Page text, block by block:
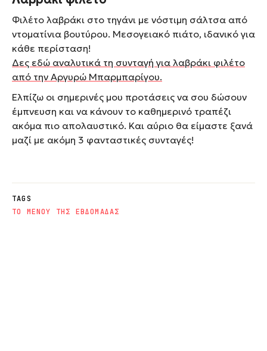
Φιλέτο λαβράκι στο τηγάνι με νόστιμη σάλτσα από
ντοματίνια βουτύρου. Μεσογειακό πιάτο, ιδανικό για
κάθε περίσταση!
Δες εδώ αναλυτικά τη συνταγή για λαβράκι φιλέτο
από την Αργυρώ Μπαρμπαρίγου.
Ελπίζω οι σημερινές μου προτάσεις να σου δώσουν
έμπνευση και να κάνουν το καθημερινό τραπέζι
ακόμα πιο απολαυστικό. Και αύριο θα είμαστε ξανά
μαζί με ακόμη 3 φανταστικές συνταγές!
TAGS
ΤΟ ΜΕΝΟΥ ΤΗΣ ΕΒΔΟΜΑΔΑΣ